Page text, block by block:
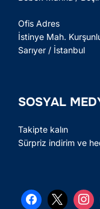
Ofis Adres
İstinye Mah.
Sarıyer / İstanbul
SOSYAL
Takipte kalın
Sürpriz indirim ve